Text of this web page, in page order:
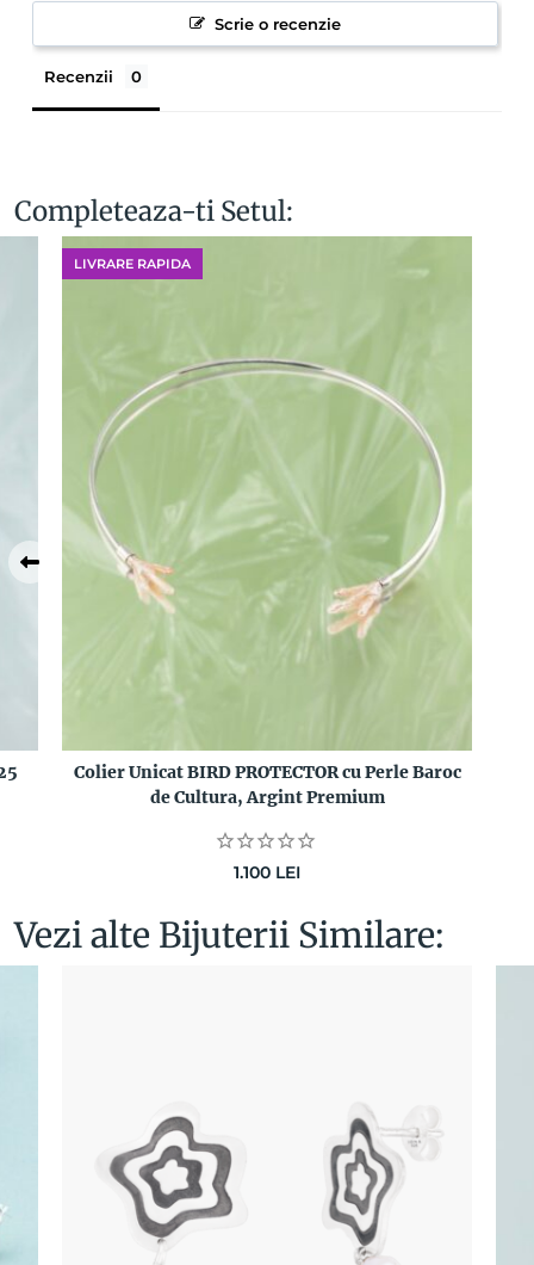
Scrie o recenzie
Recenzii
Completeaza-ti Setul:
LIVRARE RAPIDA
Colier Unicat BIRD PROTECTOR cu Perle Baroc
de Cultura, Argint Premium
1.100 LEI
Vezi alte Bijuterii Similare: